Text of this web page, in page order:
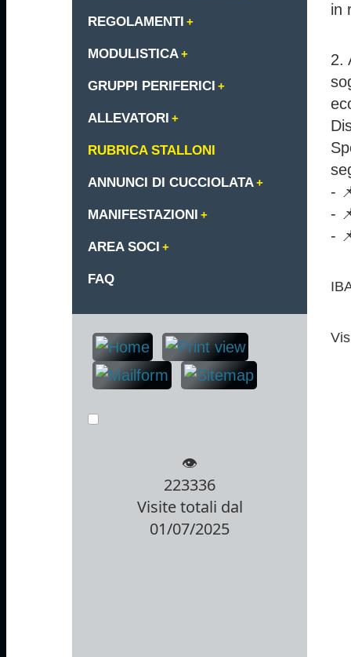
in
2.
-
-
-
REGOLAMENTI
MODULISTICA
GRUPPI PERIFERICI
ALLEVATORI
RUBRICA STALLONI
ANNUNCI DI CUCCIOLATA
MANIFESTAZIONI
AREA SOCI
FAQ
👁️
223336
Visite totali dal
01/07/2025